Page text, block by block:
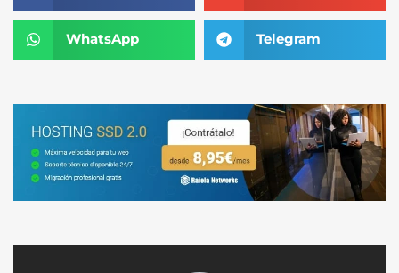
WhatsApp Telegram